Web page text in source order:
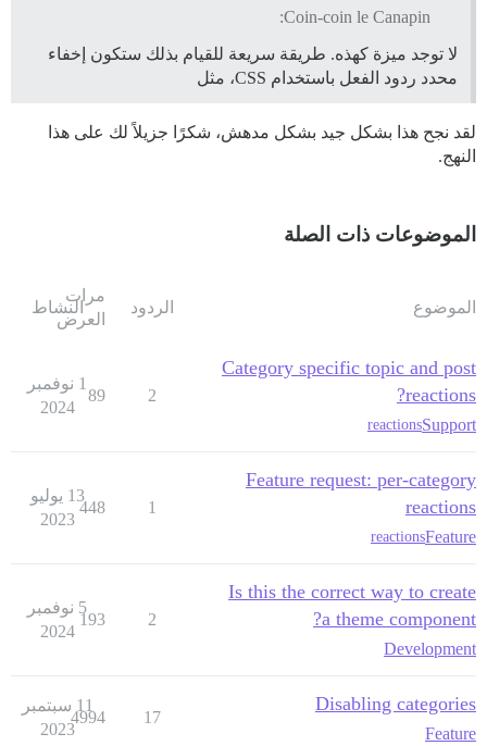
Coin-coin le Canapin:
لا توجد ميزة كهذه. طريقة سريعة للقيام بذلك ستكون إخفاء
محدد ردود الفعل باستخدام CSS، مثل
لقد نجح هذا بشكل جيد بشكل مدهش، شكرًا جزيلاً لك على هذا
النهج.
الموضوعات ذات الصلة
الموضوع الردود
مرات
العرض
النشاط
Category specific topic and post
reactions?
Support
reactions
2
89
1 نوفمبر
2024
Feature request: per-category
reactions
Feature
reactions
1
448
13 يوليو
2023
Is this the correct way to create
a theme component?
Development
2
193
5 نوفمبر
2024
Disabling categories
Feature
17
4994
11 سبتمبر
2023